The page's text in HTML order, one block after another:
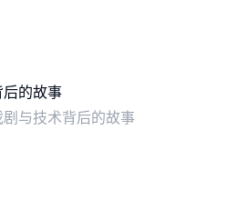
与技术背后的故事